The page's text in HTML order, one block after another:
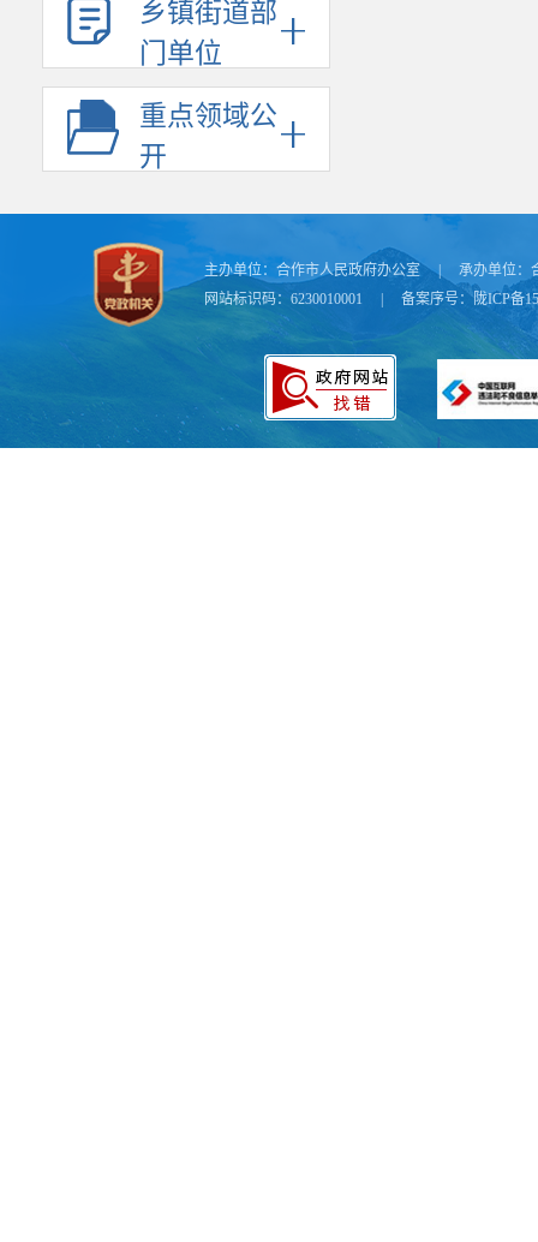
乡镇街道部
门单位
重点领域公
开
主办单位： 合作市人民政府办公室 承办单位：
网站标识码：6230010001
备案序号：陇ICP备